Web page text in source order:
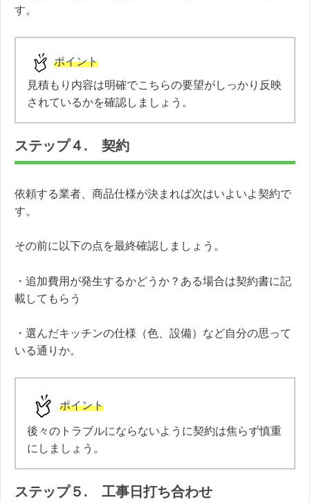
す。
ポイント
見積もり内容は明確でこちらの要望がしっかり反映
されているかを確認しましょう。
ステップ４. 契約
依頼する業者、商品仕様が決まれば次はいよいよ契約で
す。
その前に以下の点を最終確認しましょう。
・追加費用が発生するかどうか？ある場合は契約書に記
載してもらう
・選んだキッチンの仕様（色、設備）など自分の思って
いる通りか。
ポイント
後々のトラブルにならないように契約は焦らず慎重
にしましょう。
ステップ５. 工事日打ち合わせ